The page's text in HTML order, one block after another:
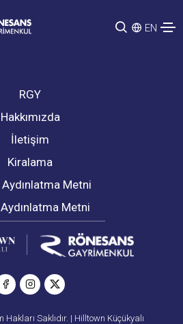
EN
RGY
Hakkımızda
İletişim
Kiralama
Metni
Metni
Saklıdır. | Hilltown Küçükyalı